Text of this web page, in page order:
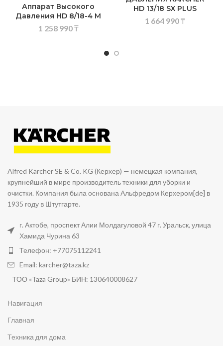
Аппарат Высокого
Давления HD 8/18-4 М
1 258 990₸
HD 13/18 SX PLUS
1 664 990₸
Alfred Kärcher SE & Co. KG (Керхер) — немецкая компания,
крупнейший в мире производитель техники для уборки и
очистки. Компания была основана Альфредом Керхером[de] в
1935 году в Штутгарте.
г. Актобе, проспект Алии Молдагуловой 47 г. Уральск, улица
Хамида Чурина 63
Телефон: +77075112241
Email: karcher@taza.kz
ТОО «Taza Group» БИН: 130640008627
Навигация
Главная
Техника для дома